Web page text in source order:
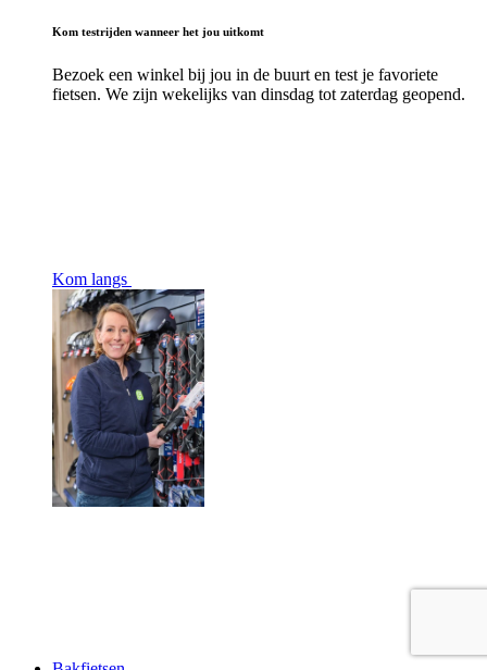
Kom testrijden wanneer het jou uitkomt
Bezoek een winkel bij jou in de buurt en test je favoriete
fietsen. We zijn wekelijks van dinsdag tot zaterdag geopend.
Kom langs